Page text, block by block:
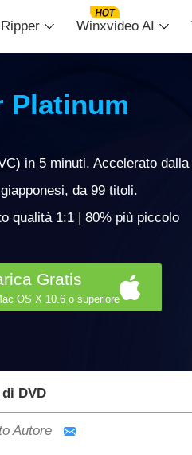
Winxvideo AI
Platinum
in 5 minuti. Accelerato dalla
da 99 titoli.
qualità 1:1 | 80% più piccolo
Gratis
OS X 10.6 o superiore
DVD
Autore